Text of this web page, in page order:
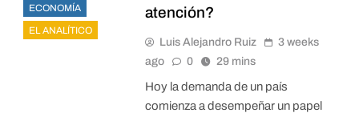
ECONOMÍA
EL ANALÍTICO
atención?
Luis Alejandro Ruiz
3 weeks
ago
0 29 mins
Hoy la demanda de un país
comienza a desempeñar un papel